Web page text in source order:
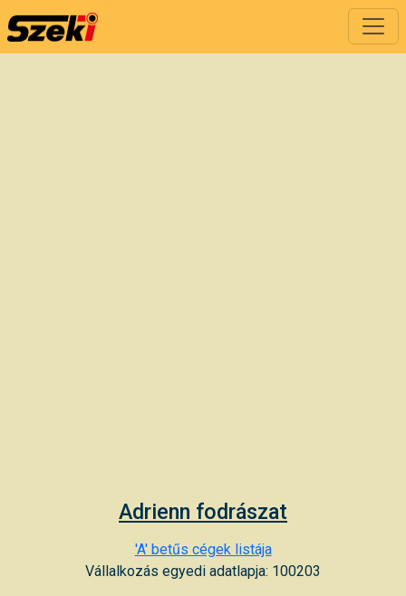
Adrienn fodrászat
'A' betűs cégek listája
Vállalkozás egyedi adatlapja: 100203